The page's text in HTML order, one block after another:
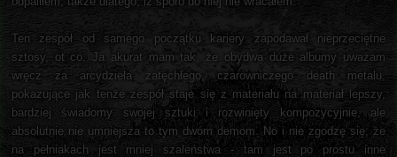
Ten zespół od samego początku kariery zapodawał nieprzeciętne
sztosy, ot co. Ja akurat mam tak, że obydwa duże albumy uważam
wręcz za arcydzieła zatęchłego, czarowniczego death metalu,
pokazujące jak tenże zespół staje się z materiału na materiał lepszy,
bardziej świadomy swojej sztuki i rozwinięty kompozycyjnie, ale
absolutnie nie umniejsza to tym dwóm demom. No i nie zgodzę się, że
na pełniakach jest mniej szaleństwa - tam jest po prostu inne